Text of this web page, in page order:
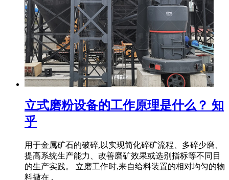
立式磨粉设备的工作原理是什么？ 知
乎
用于金属矿石的破碎,以实现简化碎矿流程、多碎少磨、
提高系统生产能力、改善磨矿效果或选别指标等不同目
的生产实践。 立磨工作时,来自给料装置的相对均匀的物
料撒在 .